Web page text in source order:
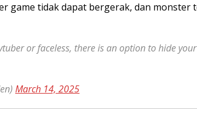
game tidak dapat bergerak, dan monster
or faceless, there is an option to hide
March 14, 2025